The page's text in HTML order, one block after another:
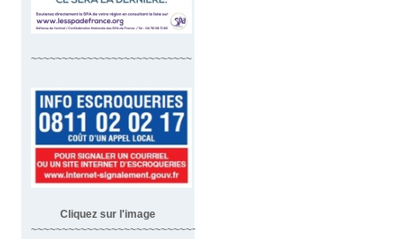
~~~~~~~~~~~~~~~~~~~~~~~~~~
Cliquez sur l'image
~~~~~~~~~~~~~~~~~~~~~~~~~~~~~~~~~~~~